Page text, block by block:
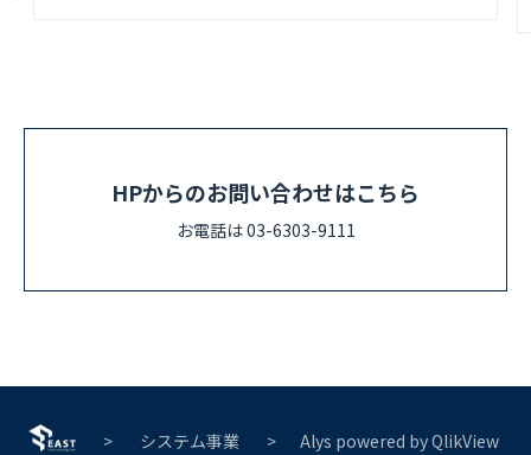
HPからのお問い合わせはこちら
お電話は 03-6303-9111
システム事業 Alys powered by QlikView